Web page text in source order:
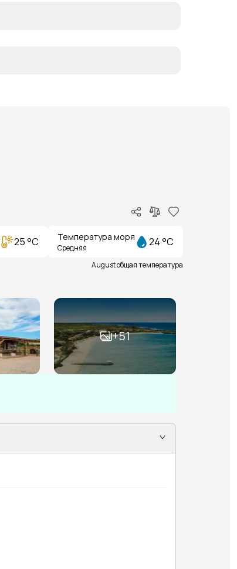
25 °C Температура моря
Средняя 24 °C
August общая температура
+51